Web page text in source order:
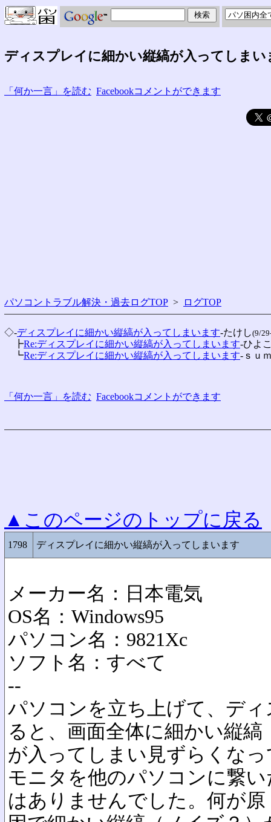
ディスプレイに細かい縦縞が入ってしまい
「何か一言」を読む Facebookコメントができます
パソコントラブル解決・過去ログTOP > ログTOP
◇-ディスプレイに細かい縦縞が入ってしまいます-たけし(9/
┣Re:ディスプレイに細かい縦縞が入ってしまいます-ひよ
┗Re:ディスプレイに細かい縦縞が入ってしまいます-ｓｕ
「何か一言」を読む Facebookコメントができます
▲このページのトップに戻る
1798 ディスプレイに細かい縦縞が入ってしまいます
メーカー名：日本電気
OS名：Windows95
パソコン名：9821Xc
ソフト名：すべて
--
パソコンを立ち上げて、デ
ると、画面全体に細かい縦縞
が入ってしまい見ずらくな
モニタを他のパソコンに繋
はありませんでした。何が原